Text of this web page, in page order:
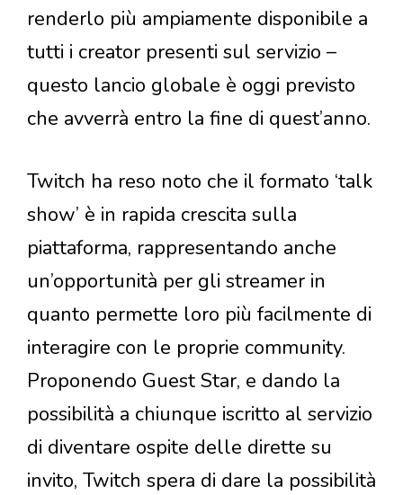
renderlo più ampiamente disponibile a
tutti i creator presenti sul servizio –
questo lancio globale è oggi previsto
che avverrà entro la fine di quest’anno.
Twitch ha reso noto che il formato ‘talk
show’ è in rapida crescita sulla
piattaforma, rappresentando anche
un’opportunità per gli streamer in
quanto permette loro più facilmente di
interagire con le proprie community.
Proponendo Guest Star, e dando la
possibilità a chiunque iscritto al servizio
di diventare ospite delle dirette su
invito, Twitch spera di dare la possibilità